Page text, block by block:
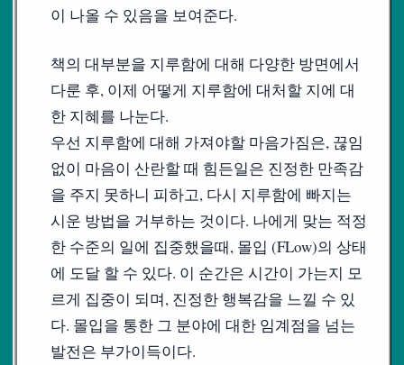
이 나올 수 있음을 보여준다.
책의 대부분을 지루함에 대해 다양한 방면에서
다룬 후, 이제 어떻게 지루함에 대처할 지에 대
한 지혜를 나눈다.
우선 지루함에 대해 가져야할 마음가짐은, 끊임
없이 마음이 산란할 때 힘든일은 진정한 만족감
을 주지 못하니 피하고, 다시 지루함에 빠지는
시운 방법을 거부하는 것이다. 나에게 맞는 적정
한 수준의 일에 집중했을때, 몰입 (FLow)의 상태
에 도달 할 수 있다. 이 순간은 시간이 가는지 모
르게 집중이 되며, 진정한 행복감을 느낄 수 있
다. 몰입을 통한 그 분야에 대한 임계점을 넘는
발전은 부가이득이다.